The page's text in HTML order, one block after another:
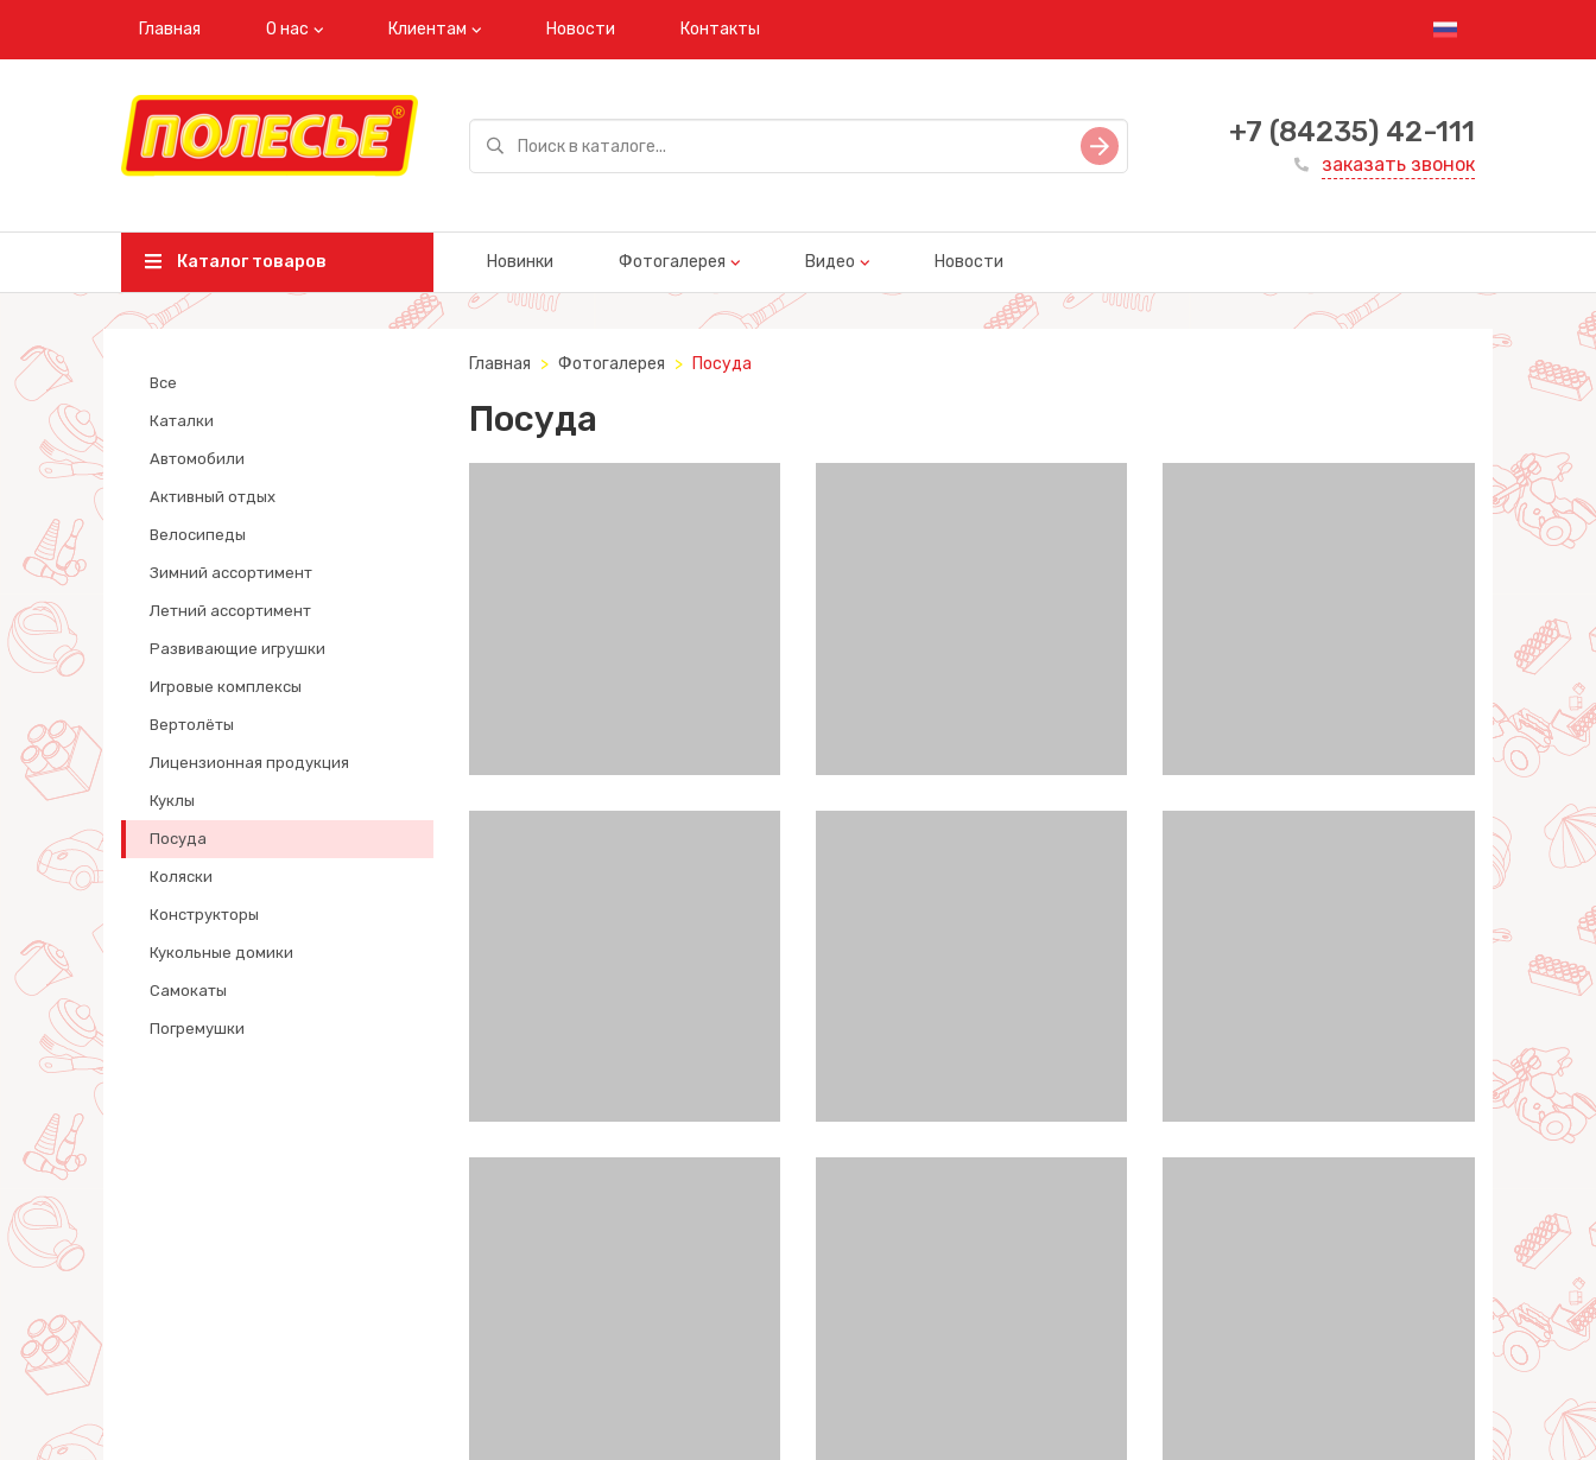
Главная О нас Клиентам Новости Контакты
+7 (84235) 42-111
заказать звонок
Каталог товаров Новинки Фотогалерея Видео Новости
Все
Каталки
Автомобили
Активный отдых
Велосипеды
Зимний ассортимент
Летний ассортимент
Развивающие игрушки
Игровые комплексы
Вертолёты
Лицензионная продукция
Куклы
Посуда
Коляски
Конструкторы
Кукольные домики
Самокаты
Погремушки
Главная Фотогалерея Посуда
Посуда